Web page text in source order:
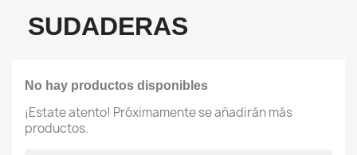
SUDADERAS
No hay productos disponibles
¡Estate atento! Próximamente se añadirán más
productos.